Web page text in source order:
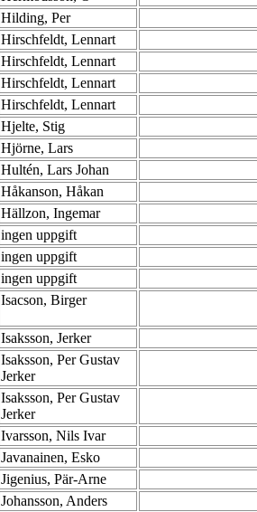
Hilding, Per
Hirschfeldt, Lennart
Hirschfeldt, Lennart
Hirschfeldt, Lennart
Hirschfeldt, Lennart
Hjelte, Stig
Hjörne, Lars
Hultén, Lars Johan
Håkanson, Håkan
Hällzon, Ingemar
ingen uppgift
ingen uppgift
ingen uppgift
Isacson, Birger
Isaksson, Jerker
Isaksson, Per Gustav
Jerker
Isaksson, Per Gustav
Jerker
Ivarsson, Nils Ivar
Javanainen, Esko
Jigenius, Pär-Arne
Johansson, Anders